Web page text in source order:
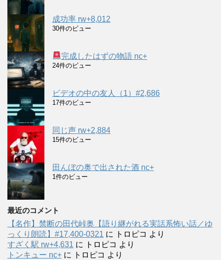
成功率 rw+8,012
30件のビュー
完成したはずの物語 nc+
24件のビュー
ビデオの中の友人（1）#2,686
17件のビュー
同じ声 rw+2,884
15件のビュー
田んぼの奥で出された酒 nc+
1件のビュー
最近のコメント
【名作】禁断の田代峠奥【語り継がれる実話系怖い話／ゆ
っくり朗読】#17,400-0321 に トロピコ より
すざく駅 rw+4,631 に トロピコ より
トンキュー nc+ に トロピコ より